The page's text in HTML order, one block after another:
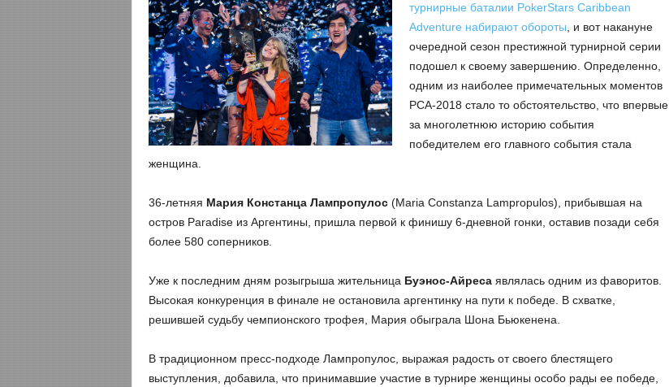
турнирные баталии PokerStars Caribbean
Adventure набирают обороты , и вот накануне
очередной сезон престижной турнирной серии
подошел к своему завершению. Определенно,
одним из наиболее примечательных моментов
PCA-2018 стало то обстоятельство, что впервые
за многолетнюю историю события
победителем его главного события стала
женщина.
36-летняя Мария Констанца Лампропулос(Maria Constanza Lampropulos), прибывшая на
остров Paradise из Аргентины, пришла первой к финишу 6-дневной гонки, оставив позади себя
более 580 соперников.
Уже к последним дням розыгрыша жительница Буэнос-Айресаявлялась одним из фаворитов.
Высокая конкуренция в финале не остановила аргентинку на пути к победе. В схватке,
решившей судьбу чемпионского трофея, Мария обыграла Шона Бьюкенена.
В традиционном пресс-подходе Лампропулос, выражая радость от своего блестящего
выступления, добавила, что принимавшие участие в турнире женщины особо рады ее победе,